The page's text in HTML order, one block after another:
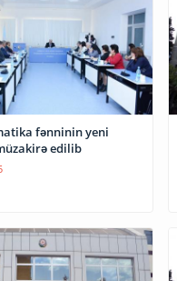
fənninin yeni
edilib